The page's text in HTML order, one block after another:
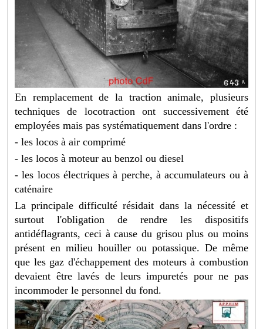
En remplacement de la traction animale, plusieurs
techniques de locotraction ont successivement été
employées mais pas systématiquement dans l'ordre :
- les locos à air comprimé
- les locos à moteur au benzol ou diesel
- les locos électriques à perche, à accumulateurs ou à
caténaire
La principale difficulté résidait dans la nécessité et
surtout l'obligation de rendre les dispositifs
antidéflagrants, ceci à cause du grisou plus ou moins
présent en milieu houiller ou potassique. De même
que les gaz d'échappement des moteurs à combustion
devaient être lavés de leurs impuretés pour ne pas
incommoder le personnel du fond.